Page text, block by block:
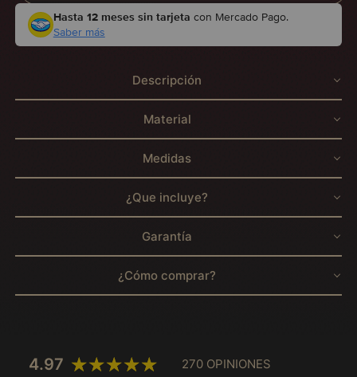
Hasta 12 meses sin tarjeta con Mercado Pago.
Saber más
Descripción
Material
Medidas
¿Que incluye?
Garantía
¿Cómo comprar?
4.97 270 OPINIONES